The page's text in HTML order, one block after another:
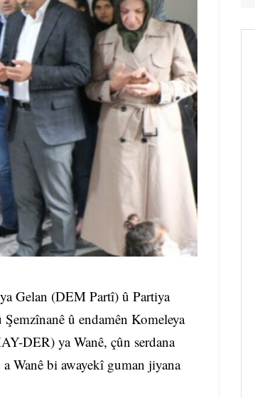
Gelan (DEM Partî) û Partiya
û endamên Komeleya
DER) ya Wanê, çûn serdana
Wanê bi awayekî guman jiyana